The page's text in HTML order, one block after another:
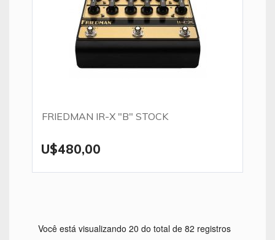
FRIEDMAN IR-X "B" STOCK
U$480,00
Você está visualizando 20 do total de 82 registros